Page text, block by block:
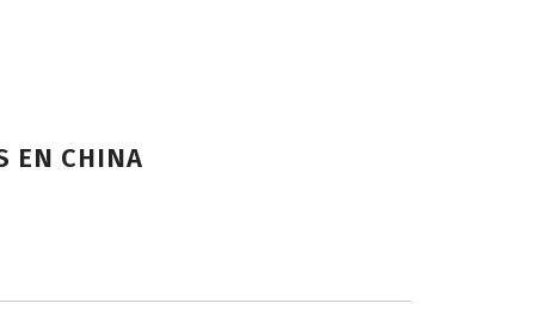
EN CHINA